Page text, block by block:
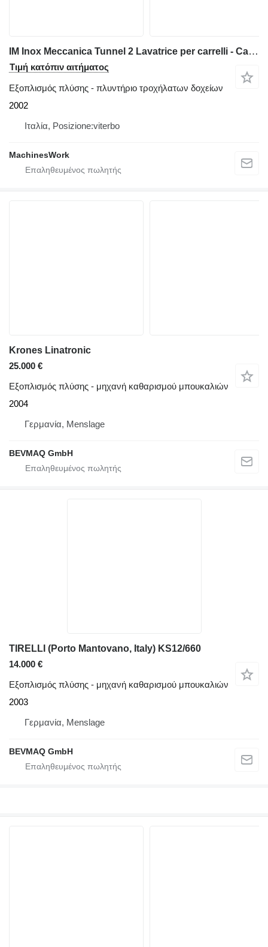
IM Inox Meccanica Tunnel 2 Lavatrice per carrelli - Cart Wa
Τιμή κατόπιν αιτήματος
Εξοπλισμός πλύσης - πλυντήριο τροχήλατων δοχείων
2002
Ιταλία, Posizione:viterbo
MachinesWork
Krones Linatronic
25.000 €
Εξοπλισμός πλύσης - μηχανή καθαρισμού μπουκαλιών
2004
Γερμανία, Menslage
BEVMAQ GmbH
TIRELLI (Porto Mantovano, Italy) KS12/660
14.000 €
Εξοπλισμός πλύσης - μηχανή καθαρισμού μπουκαλιών
2003
Γερμανία, Menslage
BEVMAQ GmbH